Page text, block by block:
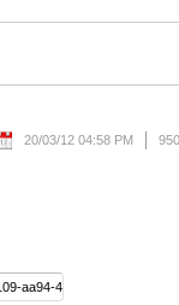
20/03/12 04:58 PM